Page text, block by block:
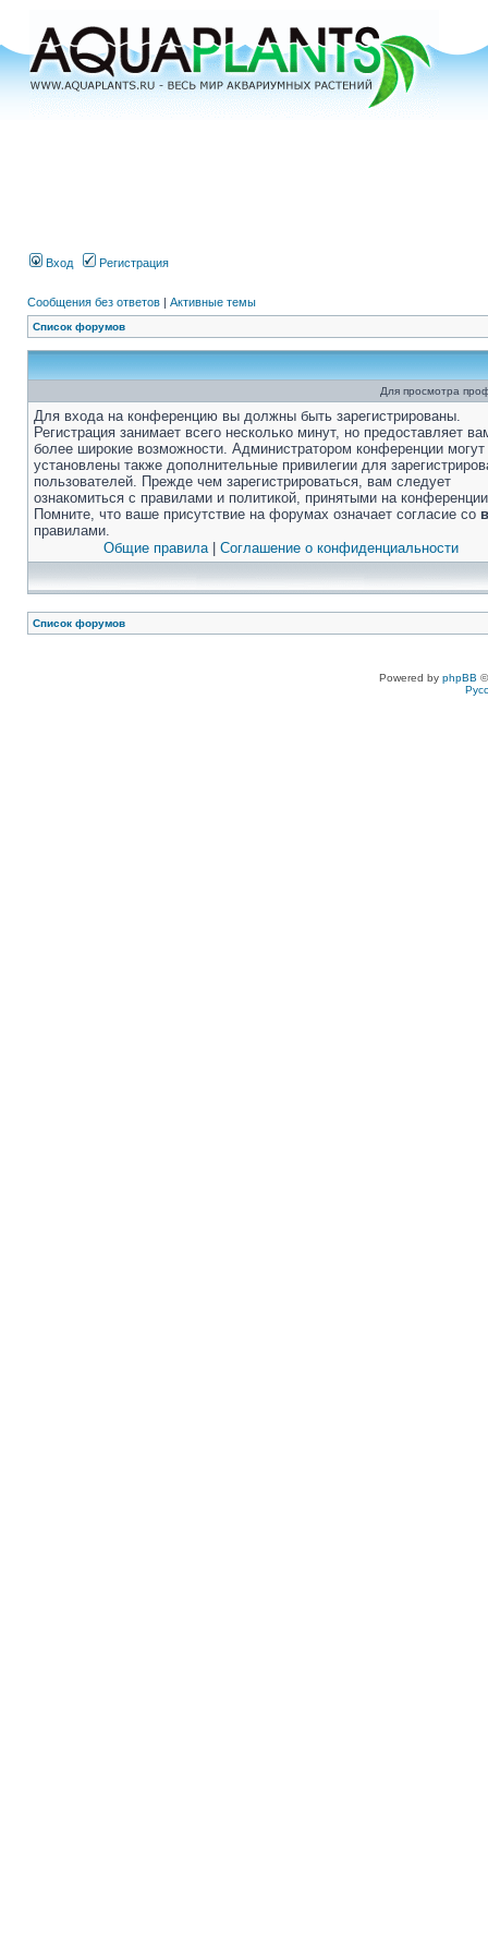
Вход Регистрация
Сообщения без ответов | Активные темы
Список форумов
Для просмотра
Для входа на конференцию вы должны быть зарегистрированы.
Регистрация занимает всего несколько минут, но предоставляет
более широкие возможности. Администратором конференции
установлены также дополнительные привилегии для
пользователей. Прежде чем зарегистрироваться, вам следует
ознакомиться с правилами и политикой, принятыми на
Помните, что ваше присутствие на форумах означает согласие со
правилами.
Общие правила| Соглашение о конфиденциальности
Список форумов
Powered by phpBB